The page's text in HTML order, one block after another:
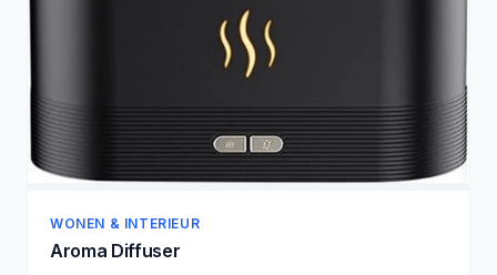
WONEN & INTERIEUR
Aroma Diffuser